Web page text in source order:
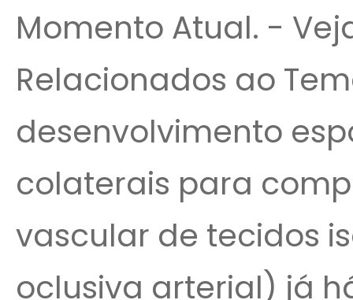
Momento Atual. -
Relacionados ao
desenvolvimento
colaterais para
vascular de tecidos
oclusiva arterial) já